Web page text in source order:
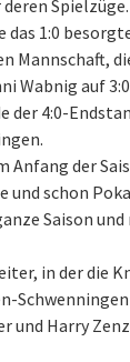
1:0
Mannschaft,
Wabnig auf
der 4:0-
Anfang der
schon
Saison
in der die
und Harry